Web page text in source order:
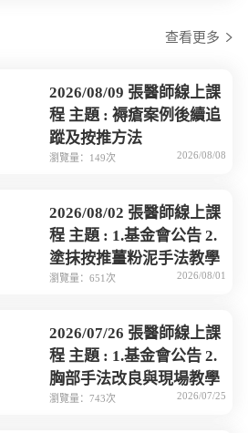
查看更多
2026/08/09 張醫師線上課
程 主題 : 褥瘡案例後續追
蹤及按推方法
瀏覽量：149次 2026/08/08
2026/08/02 張醫師線上課
程 主題 : 1.基金會公告 2.
塗抹按推薑粉泥手法教學
瀏覽量：651次 2026/08/01
2026/07/26 張醫師線上課
程 主題 : 1.基金會公告 2.
胸部手法改良與現場教學
瀏覽量：743次 2026/07/25